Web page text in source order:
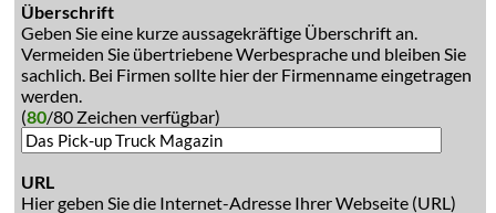
Überschrift
Geben Sie eine kurze aussagekräftige Überschrift an.
Vermeiden Sie übertriebene Werbesprache und bleiben Sie
sachlich. Bei Firmen sollte hier der Firmenname eingetragen
werden.
(80/80 Zeichen verfügbar)
URL
Hier geben Sie die Internet-Adresse Ihrer Webseite (URL)